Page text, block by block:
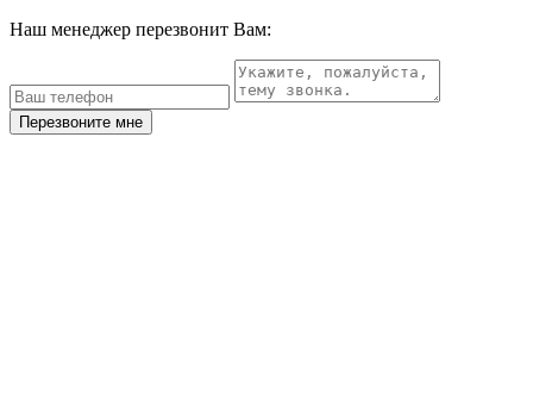
Наш менеджер перезвонит Вам:
Перезвоните мне